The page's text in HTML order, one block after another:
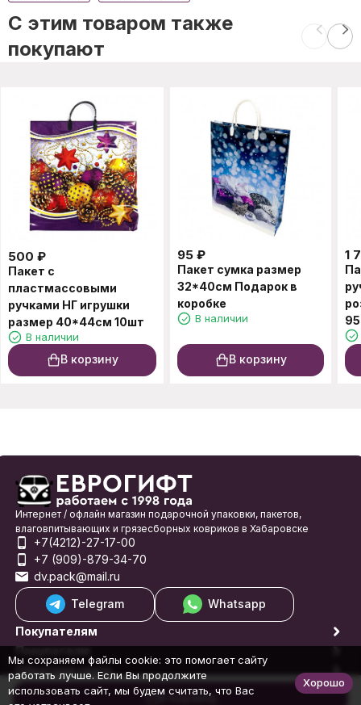
В корзину
C этим товаром также
покупают
500 ₽
Пакет с
пластмассовыми
ручками НГ игрушки
размер 40*44см 10шт
В наличии
В корзину
95 ₽
Пакет сумка размер
32*40см Подарок в
коробке
В наличии
В корзину
1
Интернет / офлайн магазин подарочной упаковки, пакетов,
влаговпитывающих и грязесборных ковриков в Хабаровске
+7(4212)-27-17-00
+7 (909)-879-34-70
dv.pack@mail.ru
Telegram
Whatsapp
Покупателям
Покупателю
Обратная связь
© 1998-2026 Еврогифт
Мы сохраняем файлы cookie: это помогает сайту
работать лучше. Если Вы продолжите
использовать сайт, мы будем считать, что Вас
Хорошо